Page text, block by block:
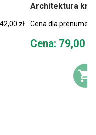
42,00 zł
KOSZYKA
DO
Architektura
Cena dla
Cena
Cena: 79,00